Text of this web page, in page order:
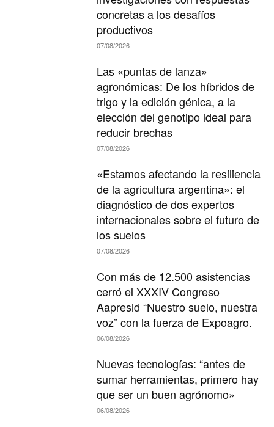
concretas a los desafíos
productivos
07/08/2026
Las «puntas de lanza»
agronómicas: De los híbridos de
trigo y la edición génica, a la
elección del genotipo ideal para
reducir brechas
07/08/2026
«Estamos afectando la resiliencia
de la agricultura argentina»: el
diagnóstico de dos expertos
internacionales sobre el futuro de
los suelos
07/08/2026
Con más de 12.500 asistencias
cerró el XXXIV Congreso
Aapresid “Nuestro suelo, nuestra
voz” con la fuerza de Expoagro.
06/08/2026
Nuevas tecnologías: “antes de
sumar herramientas, primero hay
que ser un buen agrónomo»
06/08/2026